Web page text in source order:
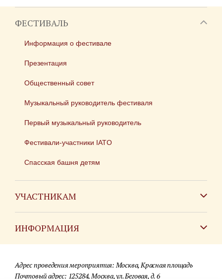
ФЕСТИВАЛЬ
Информация о фестивале
Презентация
Общественный совет
Музыкальный руководитель фестиваля
Первый музыкальный руководитель
Фестивали-участники IATO
Спасская башня детям
УЧАСТНИКАМ
ИНФОРМАЦИЯ
Для СМИ
Адрес проведения мероприятия: Москва, Красная площадь
Почтовый адрес: 125284, Москва, ул. Беговая, д. 6